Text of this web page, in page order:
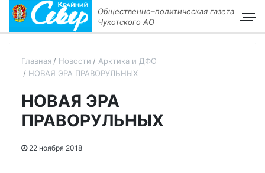
Общественно–политическая газета
Чукотского АО
Главная Новости
Арктика и ДФО
НОВАЯ ЭРА ПРАВОРУЛЬНЫХ
НОВАЯ ЭРА
ПРАВОРУЛЬНЫХ
22 ноября 2018